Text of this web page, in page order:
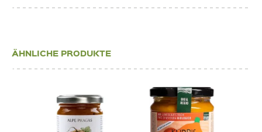
ÄHNLICHE PRODUKTE